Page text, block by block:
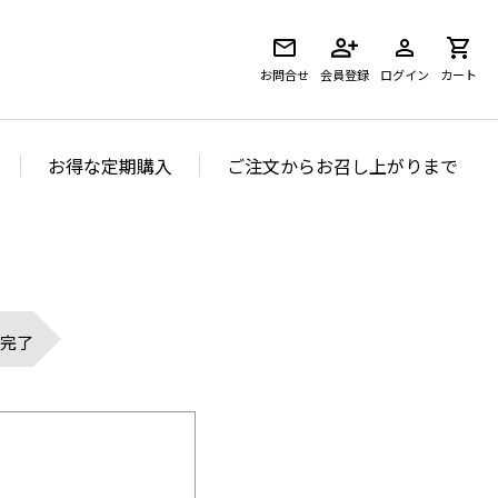
お問合せ 会員登録 ログイン カート
お得な定期購入 ご注文からお召し上がりまで
了